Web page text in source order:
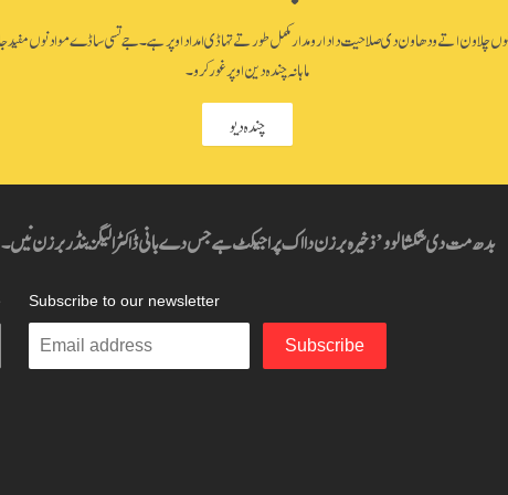
اتے ودھاون دی صلاحیت دا دارومدار مکمل طور تے تہاڈی امداد اوپر ہے۔ جے تسی ساڈے مواد نوں
ماہانہ چندہ دین اوپر غور کرو۔
چندہ دیو
بدھ مت دی شکشا لوو’ ذخیرہ برزن دا اک پراجیکٹ ہے جس دے بانی ڈاکٹر الیگزینڈر برزن نیں۔
Subscribe to our newsletter
Enter
Subscribe